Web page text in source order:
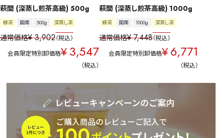
萩間 (深蒸し煎茶高級) 500g
緑茶 国産 500g 深蒸し茶
通常価格¥ 3,902 税込
会員限定特別卸価格¥3,547
税込
萩間 (深蒸し煎茶高級) 1000g
緑茶 国産 1000g 深蒸し茶
通常価格¥ 7,448 税込
会員限定特別卸価格¥6,771
税込